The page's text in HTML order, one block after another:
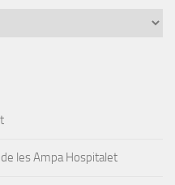
les Ampa Hospitalet